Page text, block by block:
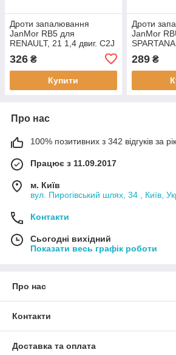
Дроти запалювання
JanMor RB5 для
RENAULT, 21 1,4 двиг. C2J
326 ₴
Купити
Дроти
JanMor
702,
C2J 770,
730, 1,4
289₴
Про нас
100% позитивних з 342 відгуків за рік
Працює з 11.09.2017
м. Київ
вул. Пирогівський шлях, 34 , Київ,
Контакти
Сьогодні вихідний
Показати весь графік роботи
Про нас
Контакти
Доставка та оплата